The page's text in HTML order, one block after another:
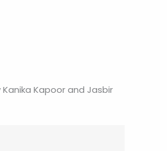
Kapoor and Jasbir